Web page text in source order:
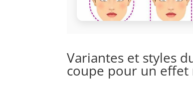
Variantes et styles
coupe pour un